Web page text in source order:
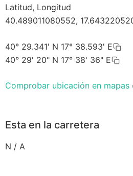
Latitud, Longitud
40.489011080552,
40° 29.341' N 17° 38.593' E
40° 29' 20" N 17° 38' 36" E
Comprobar ubicación en mapas
Esta en la carretera
N / A